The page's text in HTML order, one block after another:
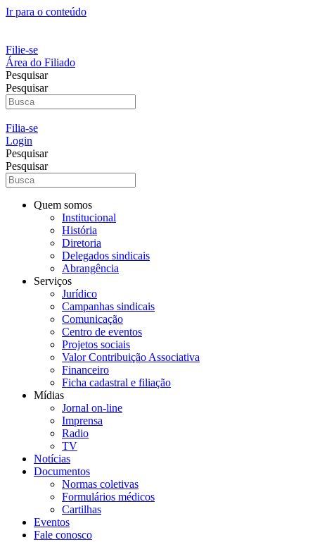
Ir para o conteúdo
Filie-se
Área do Filiado
Pesquisar
Pesquisar
Filia-se
Login
Pesquisar
Pesquisar
Quem somos
Institucional
História
Diretoria
Delegados sindicais
Abrangência
Serviços
Jurídico
Campanhas sindicais
Comunicação
Centro de eventos
Projetos sociais
Valor Contribuição Associativa
Financeiro
Ficha cadastral e filiação
Mídias
Jornal on-line
Imprensa
Radio
TV
Notícias
Documentos
Normas coletivas
Formulários médicos
Cartilhas
Eventos
Fale conosco